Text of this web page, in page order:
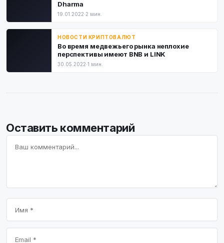
Dharma
19.01.2022·2 мин.
НОВОСТИ КРИПТОВАЛЮТ
Во время медвежьего рынка неплохие
перспективы имеют BNB и LINK
30.05.2022·1 мин.
Оставить комментарий